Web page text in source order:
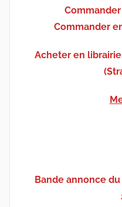
Commander
Acheter en
Bande annonce du